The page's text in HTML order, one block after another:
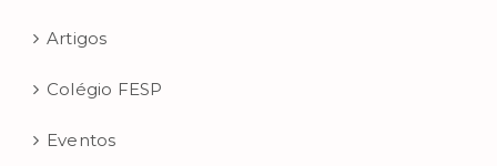
Artigos
Colégio FESP
Eventos